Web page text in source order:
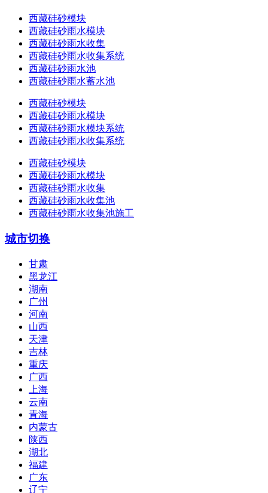
西藏硅砂模块
西藏硅砂雨水模块
西藏硅砂雨水收集
西藏硅砂雨水收集系统
西藏硅砂雨水池
西藏硅砂雨水蓄水池
西藏硅砂模块
西藏硅砂雨水模块
西藏硅砂雨水模块系统
西藏硅砂雨水收集系统
西藏硅砂模块
西藏硅砂雨水模块
西藏硅砂雨水收集
西藏硅砂雨水收集池
西藏硅砂雨水收集池施工
城市切换
甘肃
黑龙江
湖南
广州
河南
山西
天津
吉林
重庆
广西
上海
云南
青海
内蒙古
陕西
湖北
福建
广东
辽宁